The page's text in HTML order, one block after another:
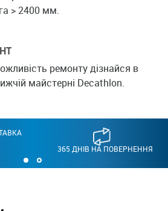
> 2400 мм.
ремонту дізнайся в
майстерні Decathlon.
365 ДНІВ НА ПОВЕРНЕННЯ